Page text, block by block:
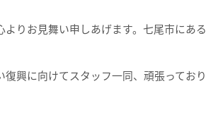
りお見舞い申しあげます。七尾市にある
興に向けてスタッフ一同、頑張っており